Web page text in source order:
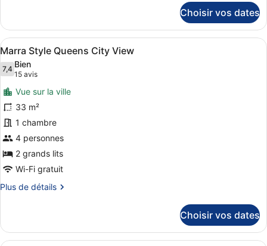
View
le
type
de
chambre
Marra
Style
King
City
View
Choisir vos dates
Afficher
toutes
les
photos
pour
ce
type
de
chambre :
Marra
Style
Queens
View
Une vue nocturne d’une ville,
4
Marra Style Queens City View
7,47,4 sur 10
Bien
15 avis
(15 avis)
Vue sur la ville
33 m²
1 chambre
4 personnes
2 grands lits
Wi-Fi gratuit
Plus de détails
Plus
le
type
Choisir vos dates